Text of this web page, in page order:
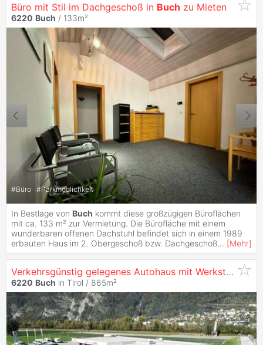
Büro mit Stil im Dachgeschoß in Buch zu Mieten
6220 Buch / 133m²
#Büro #Parkmöglichkeit
In Bestlage von Buch kommt diese großzügigen Büroflächen
mit ca. 133 m² zur Vermietung. Die Bürofläche mit einem
wunderbaren offenen Dachstuhl befindet sich in einem 1989
erbauten Haus im 2. Obergeschoß bzw. Dachgeschoß... [Mehr]
Verkehrsgünstig gelegenes Autohaus mit Werkstätte im Tiroler Unterland zu mieten
6220 Buch in Tirol / 865m²